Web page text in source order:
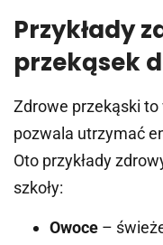
Przykłady
przekąsek
Zdrowe przekąski
pozwala utrzymać
Oto przykłady
szkoły:
Owoce –